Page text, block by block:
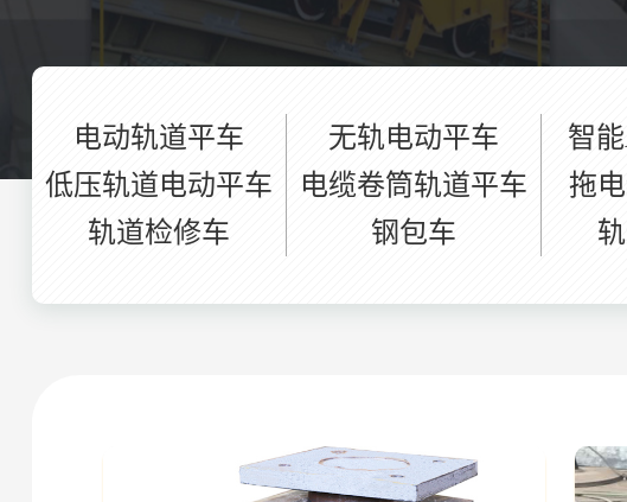
电动轨道平车 无轨电动平车 智
低压轨道电动平车
电缆卷筒轨道平车 拖
轨道检修车
钢包车